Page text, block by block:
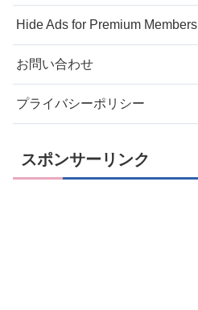
Hide Ads for Premium Members
お問い合わせ
プライバシーポリシー
スポンサーリンク